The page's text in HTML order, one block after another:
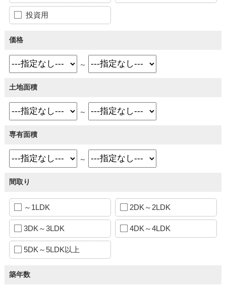
投資用
価格
～
土地面積
～
専有面積
～
間取り
～1LDK 2DK～2LDK
3DK～3LDK 4DK～4LDK
5DK～5LDK以上
築年数